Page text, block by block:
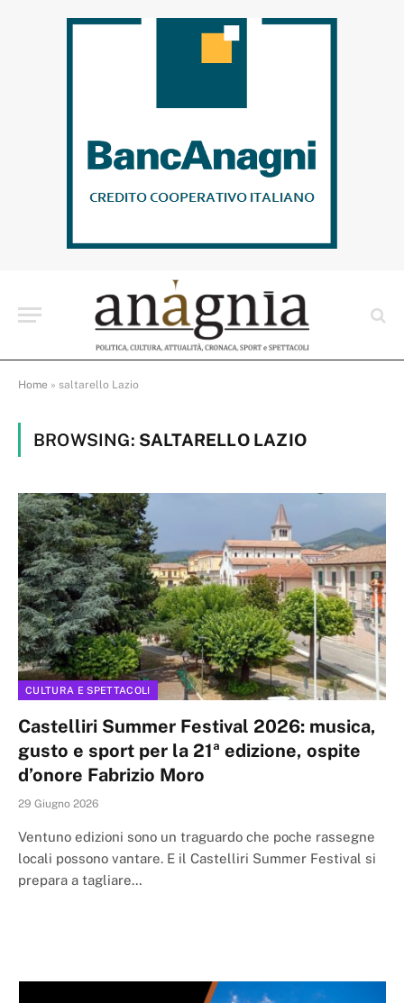
Home » saltarello Lazio
BROWSING: SALTARELLO LAZIO
CULTURA E SPETTACOLI
Castelliri Summer Festival 2026: musica,
gusto e sport per la 21ª edizione, ospite
d’onore Fabrizio Moro
29 Giugno 2026
Ventuno edizioni sono un traguardo che poche rassegne
locali possono vantare. E il Castelliri Summer Festival si
prepara a tagliare…